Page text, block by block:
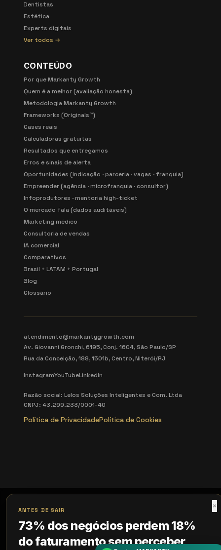
Dentistas
Estética
Experts digitais
Ver todos →
CONTEÚDO
Por que Markanty Growth
Quem é a melhor (avaliação honesta)
Metodologia Markanty Growth
Frameworks (Originals™)
Cases reais
Calculadoras gratuitas
Resultados que entregamos
Erros e sinais de alerta
Oportunidades (indicação · parceria · vagas · franquia)
Empreender (agência · microfranquia · consultor)
Infoprodutores · mentoria high-ticket
O mercado fala (dados auditáveis)
Marketing médico
Consultoria de vendas
IA comercial
Comparativos
Brasil + LATAM + Portugal
Blog
Glossário
atendimento@markantygrowth.com
Av. Giovanni Gronchi, 6195, Conj. 1604, São Paulo/SP
Rua da Conceição, 188, 1501b, Centro, Niterói/RJ
InstagramYouTubeLinkedIn
Razão social: Lelos Soluções Inteligentes e Com. Ltda
CNPJ: 43.299.233/0001-40
Política de PrivacidadePolítica de Cookies
×
ANTES DE SAIR
73% dos negócios perdem 18%
do faturamento sem perceber